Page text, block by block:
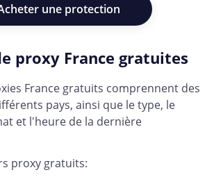
une protection
proxy France gratuites
France gratuits comprennent des
pays, ainsi que le type, le
et l'heure de la dernière
proxy gratuits: